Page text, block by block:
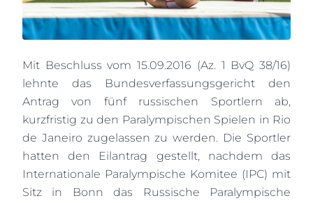
Mit Beschluss vom 15.09.2016 (Az. 1 BvQ 38/16)
lehnte das Bundesverfassungsgericht den
Antrag von fünf russischen Sportlern ab,
kurzfristig zu den Paralympischen Spielen in Rio
de Janeiro zugelassen zu werden. Die Sportler
hatten den Eilantrag gestellt, nachdem das
Internationale Paralympische Komitee (IPC) mit
Sitz in Bonn das Russische Paralympische